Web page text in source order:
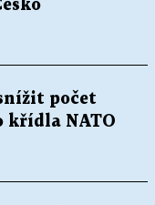
počet
křídla NATO